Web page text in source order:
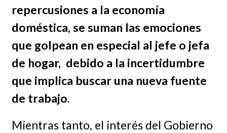
repercusiones a la economía
doméstica, se suman las emociones
que golpean en especial al jefe o jefa
de hogar, debido a la incertidumbre
que implica buscar una nueva fuente
de trabajo.
Mientras tanto, el interés del Gobierno